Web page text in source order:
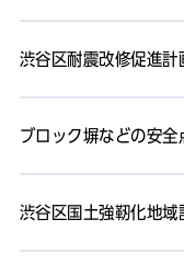
渋谷区耐震改修促進計
ブロック塀などの安全
渋谷区国土強靭化地域